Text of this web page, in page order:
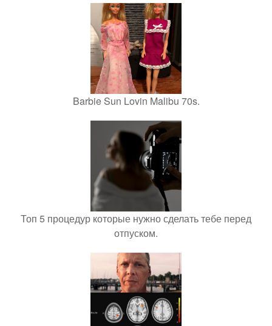
Barbie Sun Lovin Malibu 70s.
Топ 5 процедур которые нужно сделать тебе перед
отпуском.